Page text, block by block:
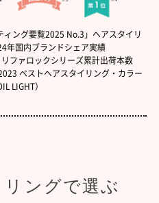
ィング要覧2025 No.3」ヘアスタイリ
年国内ブランドシェア実績
ファロックシリーズ累計出荷本数
ベストヘアスタイリング・カラー
LIGHT）
ングで選ぶ